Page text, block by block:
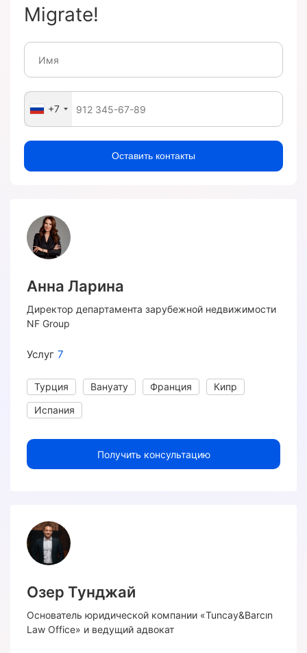
Migrate!
+7
Оставить контакты
Анна Ларина
Директор департамента зарубежной недвижимости
NF Group
Услуг 7
Турция Вануату Франция
Кипр
Испания
Получить консультацию
Озер Тунджай
Основатель юридической компании «Tuncay&Barcın
Law Office» и ведущий адвокат